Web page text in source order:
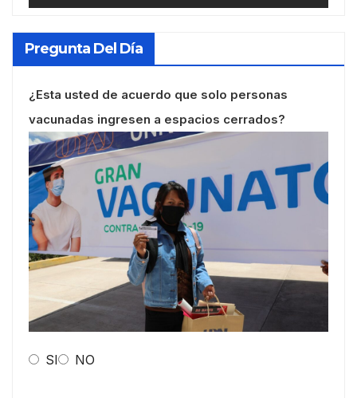
Pregunta Del Día
¿Esta usted de acuerdo que solo personas
vacunadas ingresen a espacios cerrados?
SI NO